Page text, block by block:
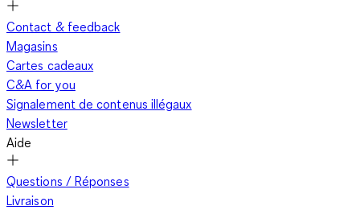
Contact & feedback
Magasins
Cartes cadeaux
C&A for you
Signalement de contenus illégaux
Newsletter
Aide
Questions / Réponses
Livraison